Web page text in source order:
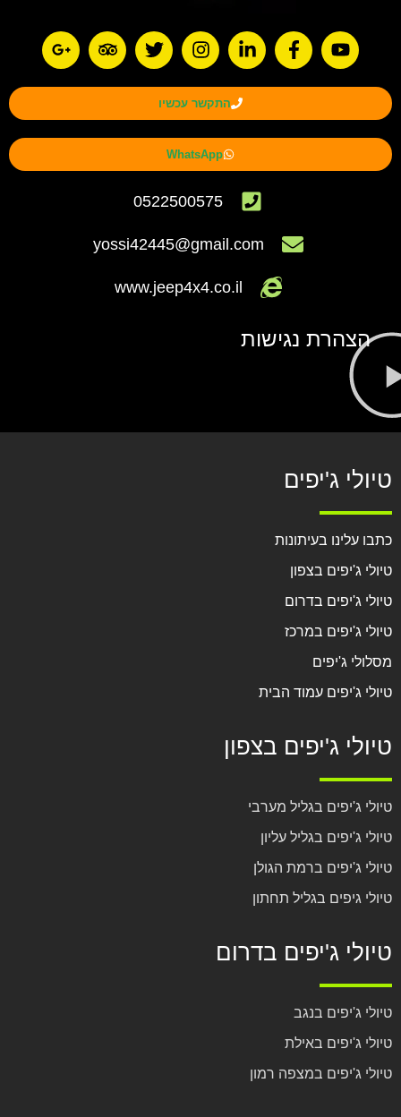
התקשר עכשיו
WhatsApp
0522500575
yossi42445@gmail.com
www.jeep4x4.co.il
הצהרת נגישות
טיולי ג'יפים
כתבו עלינו בעיתונות
טיולי ג'יפים בצפון
טיולי ג'יפים בדרום
טיולי ג'יפים במרכז
מסלולי ג'יפים
טיולי ג'יפים עמוד הבית
טיולי ג'יפים בצפון
טיולי ג'יפים בגליל מערבי
טיולי ג'יפים בגליל עליון
טיולי ג'יפים ברמת הגולן
טיולי גיפים בגליל תחתון
טיולי ג'יפים בדרום
טיולי ג'יפים בנגב
טיולי ג'יפים באילת
טיולי ג'יפים במצפה רמון